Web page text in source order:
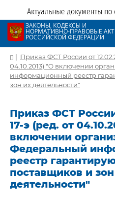
Актуальные документы по
ЗАКОНЫ, КОДЕКСЫ И
НОРМАТИВНО-ПРАВОВЫЕ
РОССИЙСКОЙ ФЕДЕРАЦИИ
| Приказ ФСТ России от
04.10.2013) "О включении
информационный реестр
зон их деятельности"
Приказ ФСТ
17-э (ред. от
включении
Федеральный
реестр
поставщиков и
деятельности"